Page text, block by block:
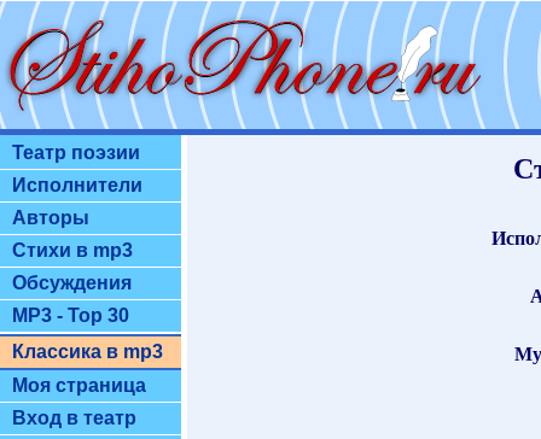
Театр поэзии
Исполнители
Авторы
Стихи в mp3
Обсуждения
MP3 - Top 30
Классика в mp3
Моя страница
Вход в театр